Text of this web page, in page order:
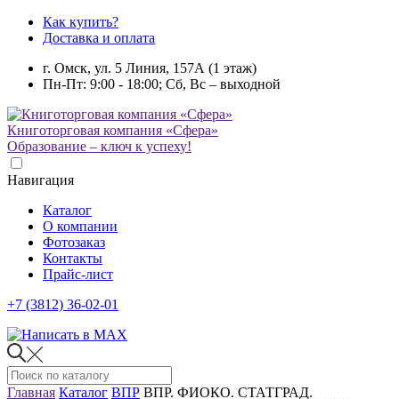
Как купить?
Доставка и оплата
г. Омск, ул. 5 Линия, 157А (1 этаж)
Пн-Пт: 9:00 - 18:00; Сб, Вс – выходной
Книготорговая компания «Сфера»
Образование – ключ к успеху!
Навигация
Каталог
О компании
Фотозаказ
Контакты
Прайс-лист
+7 (3812) 36-02-01
Главная Каталог ВПР ВПР. ФИОКО. СТАТГРАД.